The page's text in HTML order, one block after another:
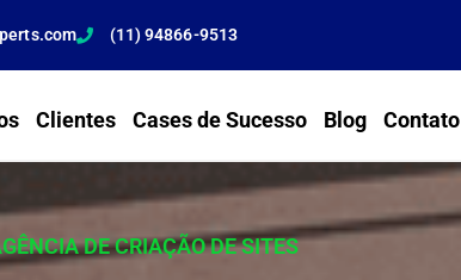
(11) 94866-9513
Clientes Cases de Sucesso Blog Contato
DE CRIAÇÃO DE SITES